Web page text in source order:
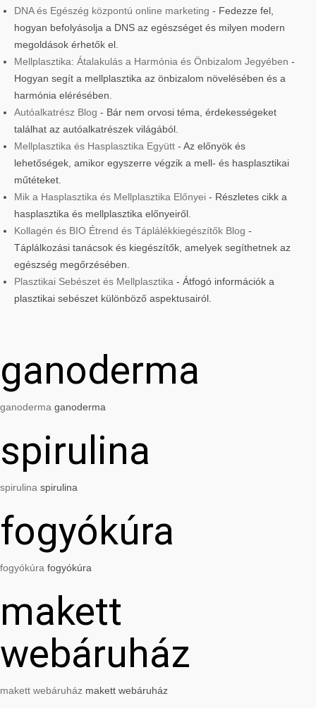
DNA és Egészég központú online marketing - Fedezze fel,
hogyan befolyásolja a DNS az egészséget és milyen modern
megoldások érhetők el.
Mellplasztika: Átalakulás a Harmónia és Önbizalom Jegyében -
Hogyan segít a mellplasztika az önbizalom növelésében és a
harmónia elérésében.
Autóalkatrész Blog - Bár nem orvosi téma, érdekességeket
találhat az autóalkatrészek világából.
Mellplasztika és Hasplasztika Együtt - Az előnyök és
lehetőségek, amikor egyszerre végzik a mell- és hasplasztikai
műtéteket.
Mik a Hasplasztika és Mellplasztika Előnyei - Részletes cikk a
hasplasztika és mellplasztika előnyeiről.
Kollagén és BIO Étrend és Táplálékkiegészítők Blog -
Táplálkozási tanácsok és kiegészítők, amelyek segíthetnek az
egészség megőrzésében.
Plasztikai Sebészet és Mellplasztika - Átfogó információk a
plasztikai sebészet különböző aspektusairól.
ganoderma
ganoderma ganoderma
spirulina
spirulina spirulina
fogyókúra
fogyókúra fogyókúra
makett
webáruház
makett webáruház makett webáruház